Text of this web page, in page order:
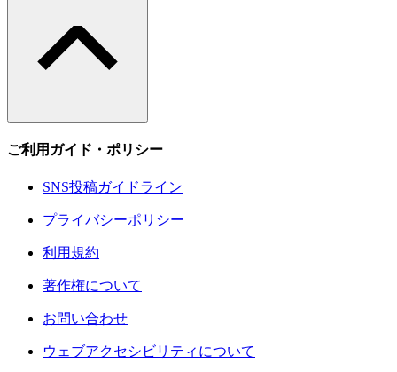
ご利用ガイド・ポリシー
SNS投稿ガイドライン
プライバシーポリシー
利用規約
著作権について
お問い合わせ
ウェブアクセシビリティについて